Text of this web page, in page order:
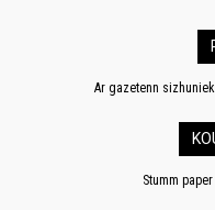
Ar gazetenn
Stumm